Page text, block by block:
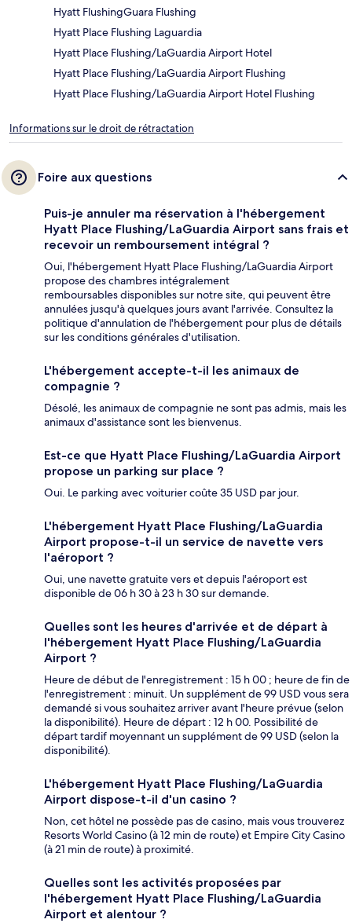
Hyatt FlushingGuara Flushing
Hyatt Place Flushing Laguardia
Hyatt Place Flushing/LaGuardia Airport Hotel
Hyatt Place Flushing/LaGuardia Airport Flushing
Hyatt Place Flushing/LaGuardia Airport Hotel Flushing
Informations sur le droit de rétractation
Foire aux questions
Puis-je annuler ma réservation à l'hébergement
Hyatt Place Flushing/LaGuardia Airport sans frais et
recevoir un remboursement intégral ?
Oui, l'hébergement Hyatt Place Flushing/LaGuardia Airport
propose des chambres intégralement
remboursables disponibles sur notre site, qui peuvent être
annulées jusqu'à quelques jours avant l'arrivée. Consultez la
politique d'annulation de l'hébergement pour plus de détails
sur les conditions générales d'utilisation.
L'hébergement accepte-t-il les animaux de
compagnie ?
Désolé, les animaux de compagnie ne sont pas admis, mais les
animaux d'assistance sont les bienvenus.
Est-ce que Hyatt Place Flushing/LaGuardia Airport
propose un parking sur place ?
Oui. Le parking avec voiturier coûte 35 USD par jour.
L'hébergement Hyatt Place Flushing/LaGuardia
Airport propose-t-il un service de navette vers
l'aéroport ?
Oui, une navette gratuite vers et depuis l'aéroport est
disponible de 06 h 30 à 23 h 30 sur demande.
Quelles sont les heures d'arrivée et de départ à
l'hébergement Hyatt Place Flushing/LaGuardia
Airport ?
Heure de début de l'enregistrement : 15 h 00 ; heure de fin de
l'enregistrement : minuit. Un supplément de 99 USD vous sera
demandé si vous souhaitez arriver avant l'heure prévue (selon
la disponibilité). Heure de départ : 12 h 00. Possibilité de
départ tardif moyennant un supplément de 99 USD (selon la
disponibilité).
L'hébergement Hyatt Place Flushing/LaGuardia
Airport dispose-t-il d'un casino ?
Non, cet hôtel ne possède pas de casino, mais vous trouverez
Resorts World Casino (à 12 min de route) et Empire City Casino
(à 21 min de route) à proximité.
Quelles sont les activités proposées par
l'hébergement Hyatt Place Flushing/LaGuardia
Airport et alentour ?